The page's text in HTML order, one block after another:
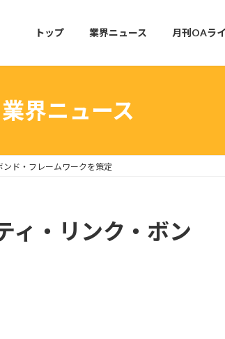
トップ 業界ニュース 月刊OAラ
業界ニュース
ド・フレームワークを策定
・リンク・ボン